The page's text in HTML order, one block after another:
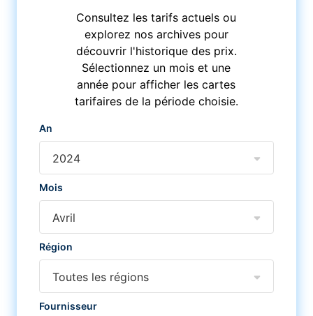
Consultez les tarifs actuels ou
explorez nos archives pour
découvrir l'historique des prix.
Sélectionnez un mois et une
année pour afficher les cartes
tarifaires de la période choisie.
An
2024
Mois
Avril
Région
Toutes les régions
Fournisseur